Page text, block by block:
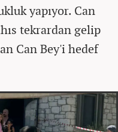
yapıyor. Can
tekrardan gelip
Can Bey'i hedef